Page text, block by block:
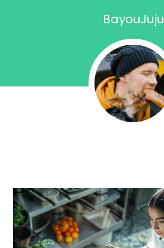
BayouJuju